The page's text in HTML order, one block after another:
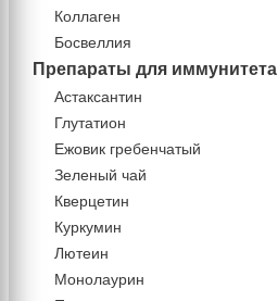
Коллаген
Босвеллия
Препараты для иммунитета
Астаксантин
Глутатион
Ежовик гребенчатый
Зеленый чай
Кверцетин
Куркумин
Лютеин
Монолаурин